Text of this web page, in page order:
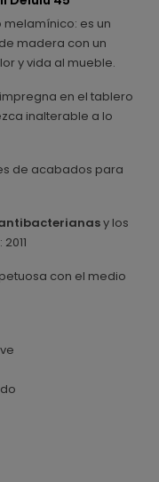
es un
madera con un
y vida al mueble.
en el tablero
inalterable a lo
de acabados para
y los
con el medio